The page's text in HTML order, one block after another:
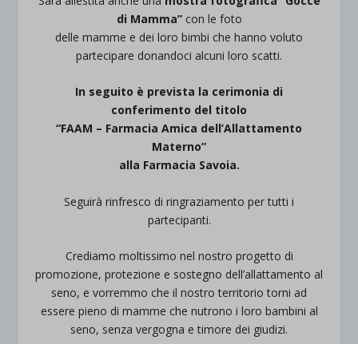
di Mamma”con le foto
delle mamme e dei loro bimbi che hanno voluto
partecipare donandoci alcuni loro scatti.
In seguito è prevista la cerimonia di
conferimento del titolo
“FAAM – Farmacia Amica dell’Allattamento
Materno”
alla Farmacia Savoia.
Seguirà rinfresco di ringraziamento per tutti i
partecipanti.
Crediamo moltissimo nel nostro progetto di
promozione, protezione e sostegno dell’allattamento al
seno, e vorremmo che il nostro territorio torni ad
essere pieno di mamme che nutrono i loro bambini al
seno, senza vergogna e timore dei giudizi.